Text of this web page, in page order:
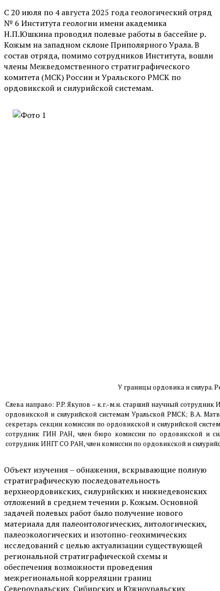
С 20 июля по 4 августа 2025 года геологический отряд
№ 6 Института геологии имени академика
Н.П.Юшкина проводил полевые работы в бассейне р.
Кожым на западном склоне Приполярного Урала. В
состав отряда, помимо сотрудников Института, вошли
члены Межведомственного стратиграфического
комитета (МСК) России и Уральского РМСК по
ордовикской и силурийской системам.
У границы ордовика и силура.
Слева направо: P.P. Якупов – к.г.-м.н. старший научный
ордовикской и силурийской системам Уральской РМСК; В.А.
секретарь секции комиссии по ордовикской и силурийской
сотрудник ГИН РАН, член бюро комиссии по ордовикской и
сотрудник ИНГГ СО РАН, член комиссии по ордовикской и
Объект изучения – обнажения, вскрывающие полную
стратиграфическую последовательность
верхнеордовикских, силурийских и нижнедевонских
отложений в среднем течении р. Кожым. Основной
задачей полевых работ было получение нового
материала для палеонтологических, литологических,
палеоэкологических и изотопно-геохимических
исследований с целью актуализации существующей
региональной стратиграфической схемы и
обеспечения возможности проведения
межрегиональной корреляции границ
Североуральских, Сибирских и Южноуральских